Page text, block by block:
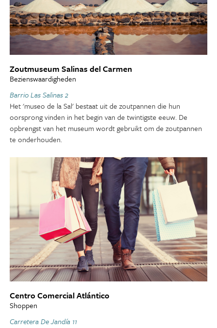
Zoutmuseum Salinas del Carmen
Bezienswaardigheden
Barrio Las Salinas 2
Het 'museo de la Sal' bestaat uit de zoutpannen die hun
oorsprong vinden in het begin van de twintigste eeuw. De
opbrengst van het museum wordt gebruikt om de zoutpannen
te onderhouden.
Centro Comercial Atlántico
Shoppen
Carretera De Jandía 11